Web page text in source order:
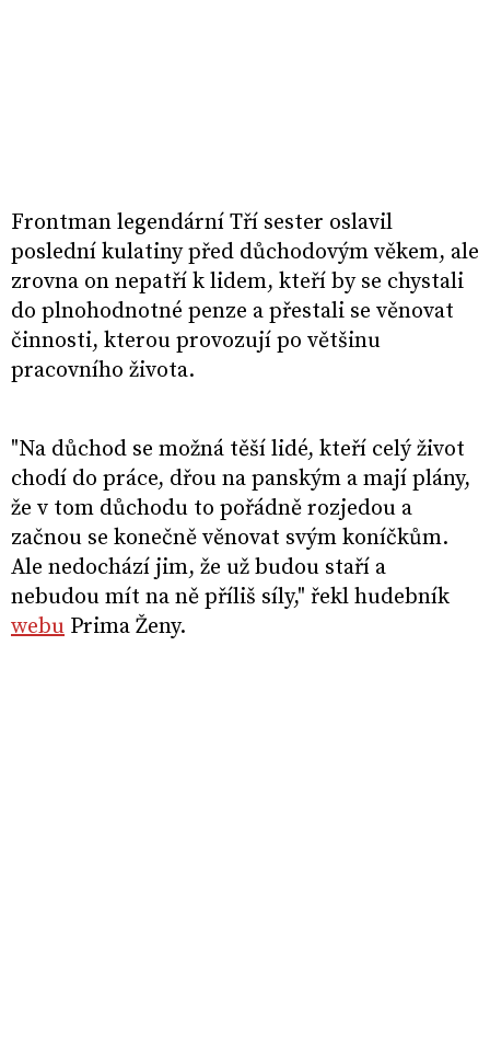
Frontman legendární Tří sester oslavil
poslední kulatiny před důchodovým věkem, ale
zrovna on nepatří k lidem, kteří by se chystali
do plnohodnotné penze a přestali se věnovat
činnosti, kterou provozují po většinu
pracovního života.
"Na důchod se možná těší lidé, kteří celý život
chodí do práce, dřou na panským a mají plány,
že v tom důchodu to pořádně rozjedou a
začnou se konečně věnovat svým koníčkům.
Ale nedochází jim, že už budou staří a
nebudou mít na ně příliš síly," řekl hudebník
webu Prima Ženy.